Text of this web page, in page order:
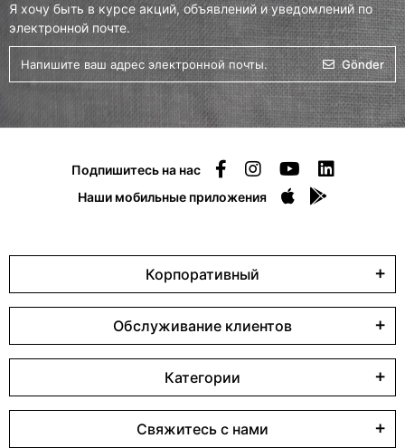
Я хочу быть в курсе акций, объявлений и уведомлений по
электронной почте.
Gönder
Подпишитесь на нас
Наши мобильные приложения
Корпоративный
Обслуживание клиентов
Категории
Свяжитесь с нами